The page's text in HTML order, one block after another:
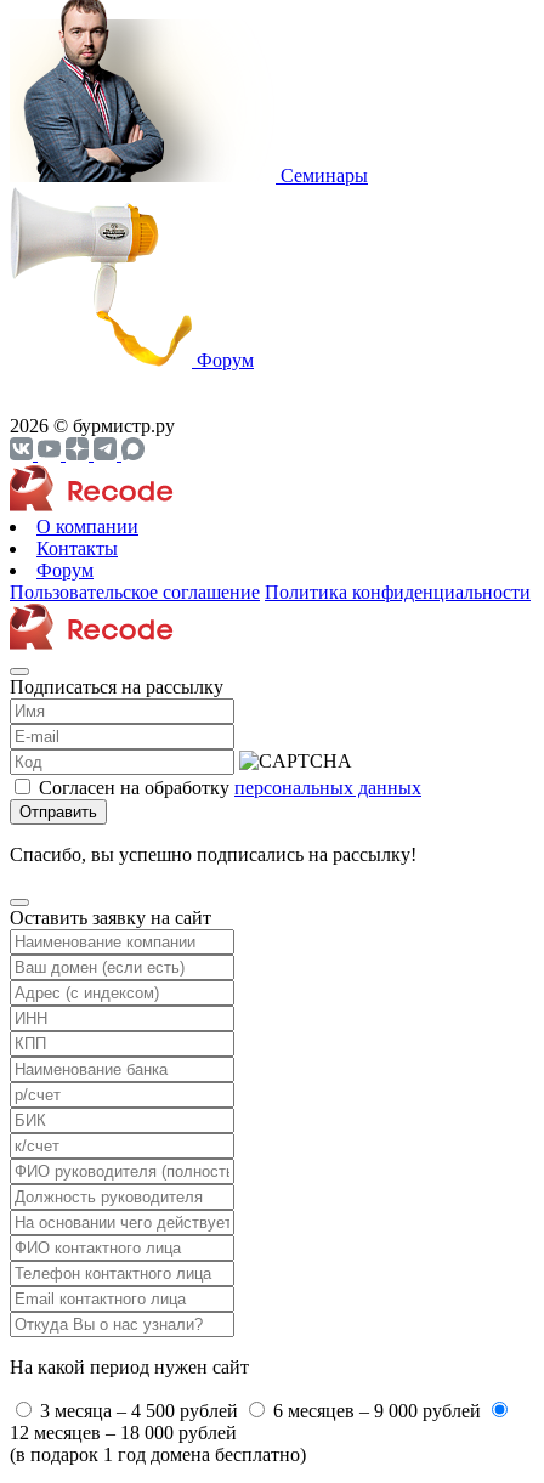
Cеминары
Форум
2026 © бурмистр.ру
О компании
Контакты
Форум
Пользовательское соглашение Политика конфиденциальности
Подписаться на рассылку
Согласен на обработку персональных данных
Отправить
Спасибо, вы успешно подписались на рассылку!
Оставить заявку на сайт
На какой период нужен сайт
3 месяца – 4 500 рублей
6 месяцев – 9 000 рублей
12 месяцев – 18 000 рублей
(в подарок 1 год домена бесплатно)